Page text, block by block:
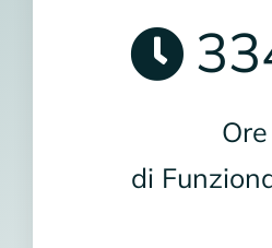
Ore
di